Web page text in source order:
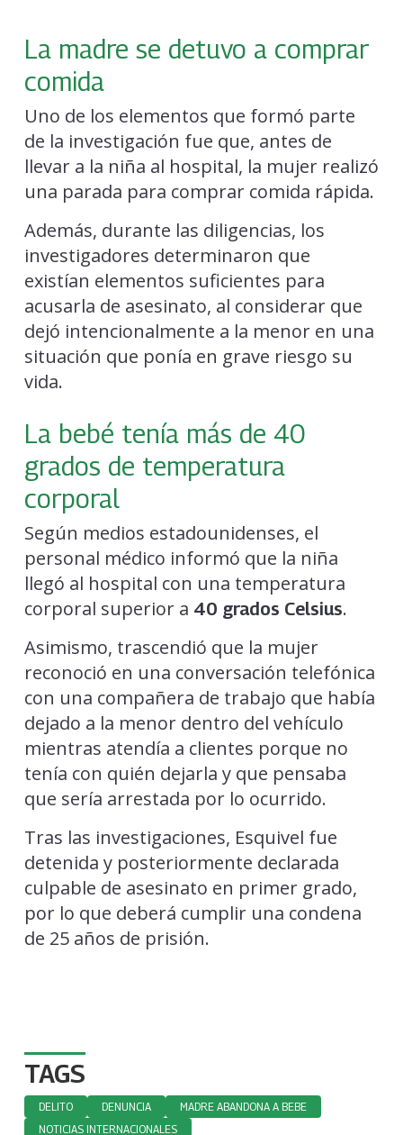
La madre se detuvo a comprar
comida
Uno de los elementos que formó parte
de la investigación fue que, antes de
llevar a la niña al hospital, la mujer realizó
una parada para comprar comida rápida.
Además, durante las diligencias, los
investigadores determinaron que
existían elementos suficientes para
acusarla de asesinato, al considerar que
dejó intencionalmente a la menor en una
situación que ponía en grave riesgo su
vida.
La bebé tenía más de 40
grados de temperatura
corporal
Según medios estadounidenses, el
personal médico informó que la niña
llegó al hospital con una temperatura
corporal superior a 40 grados Celsius.
Asimismo, trascendió que la mujer
reconoció en una conversación telefónica
con una compañera de trabajo que había
dejado a la menor dentro del vehículo
mientras atendía a clientes porque no
tenía con quién dejarla y que pensaba
que sería arrestada por lo ocurrido.
Tras las investigaciones, Esquivel fue
detenida y posteriormente declarada
culpable de asesinato en primer grado,
por lo que deberá cumplir una condena
de 25 años de prisión.
TAGS
DELITO DENUNCIA
MADRE ABANDONA A BEBE
NOTICIAS INTERNACIONALES